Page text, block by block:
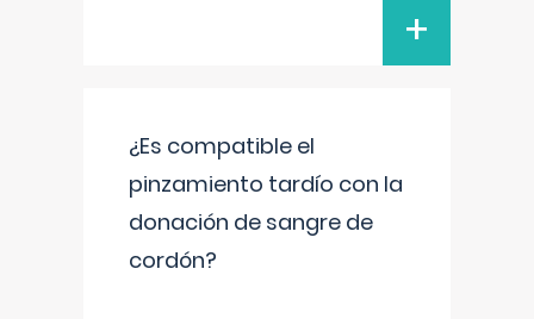
+
¿Es compatible el
pinzamiento tardío con la
donación de sangre de
cordón?